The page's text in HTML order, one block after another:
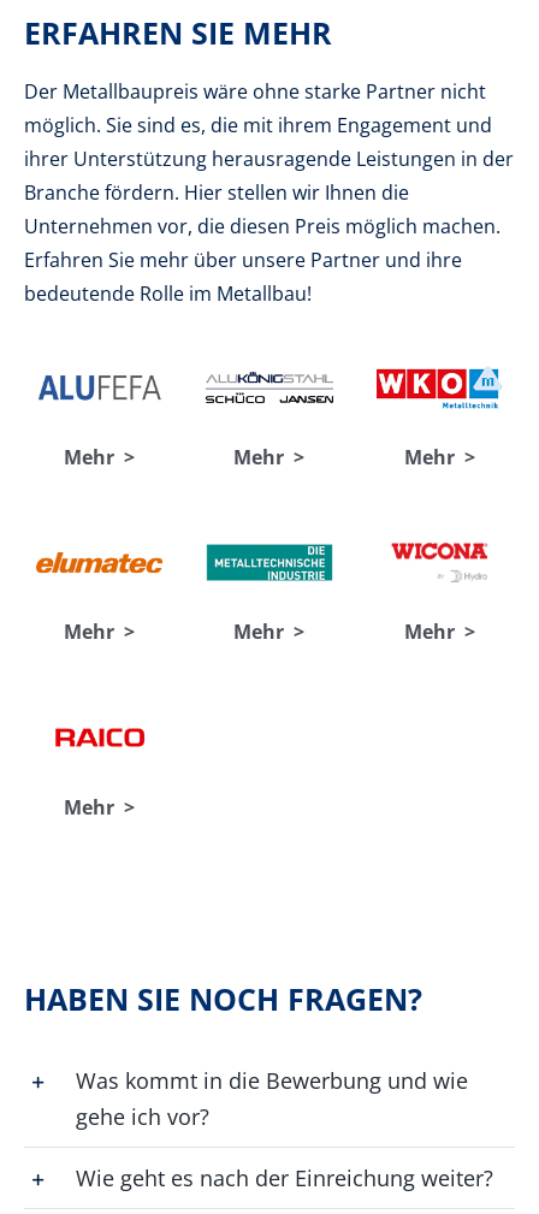
Geschäftsführer, ALUKÖNIGSTAHL
GmbH
ERFAHREN SIE MEHR
Der Metallbaupreis wäre ohne starke Partner nicht
möglich. Sie sind es, die mit ihrem Engagement und
ihrer Unterstützung herausragende Leistungen in der
Branche fördern. Hier stellen wir Ihnen die
Unternehmen vor, die diesen Preis möglich machen.
Erfahren Sie mehr über unsere Partner und ihre
bedeutende Rolle im Metallbau!
Mehr > Mehr > Mehr >
Mehr > Mehr > Mehr >
Mehr >
HABEN SIE NOCH FRAGEN?
Was kommt in die Bewerbung und wie
gehe ich vor?
Wie geht es nach der Einreichung weiter?